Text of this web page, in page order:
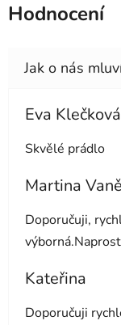
Hodnocení
Eva Klečková
Skvělé prádlo
Martina
Doporučuji,
Kateřina
Doporučuji